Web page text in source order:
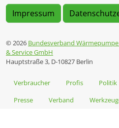
Impressum
© 2026 Bundesverband
& Service GmbH
Hauptstraße 3, D-10827 Berlin
Verbraucher Profis Politik
Presse
Verband